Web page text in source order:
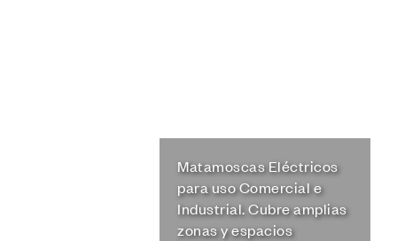
Matamoscas Eléctricos
para uso Comercial e
Industrial. Cubre amplias
zonas y espacios